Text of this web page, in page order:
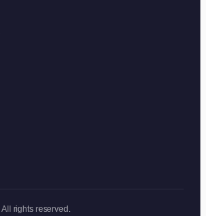
rights reserved.